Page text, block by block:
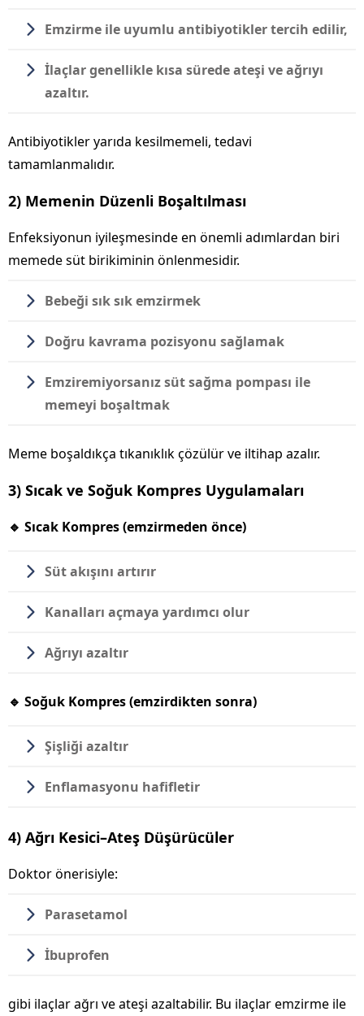
Emzirme ile uyumlu antibiyotikler tercih edilir,
İlaçlar genellikle kısa sürede ateşi ve ağrıyı
azaltır.
Antibiyotikler yarıda kesilmemeli, tedavi
tamamlanmalıdır.
2) Memenin Düzenli Boşaltılması
Enfeksiyonun iyileşmesinde en önemli adımlardan biri
memede süt birikiminin önlenmesidir.
Bebeği sık sık emzirmek
Doğru kavrama pozisyonu sağlamak
Emziremiyorsanız süt sağma pompası ile
memeyi boşaltmak
Meme boşaldıkça tıkanıklık çözülür ve iltihap azalır.
3) Sıcak ve Soğuk Kompres Uygulamaları
🔹 Sıcak Kompres (emzirmeden önce)
Süt akışını artırır
Kanalları açmaya yardımcı olur
Ağrıyı azaltır
🔹 Soğuk Kompres (emzirdikten sonra)
Şişliği azaltır
Enflamasyonu hafifletir
4) Ağrı Kesici–Ateş Düşürücüler
Doktor önerisiyle:
Parasetamol
İbuprofen
gibi ilaçlar ağrı ve ateşi azaltabilir. Bu ilaçlar emzirme ile